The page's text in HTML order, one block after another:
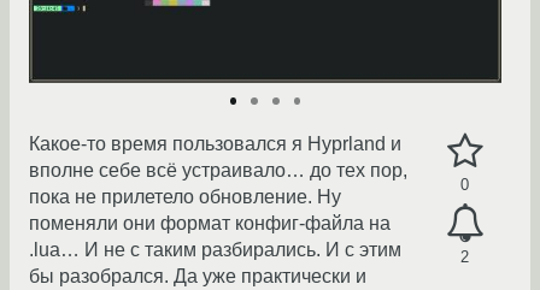
0
2
Какое-то время пользовался я Hyprland и
вполне себе всё устраивало… до тех пор,
пока не прилетело обновление. Ну
поменяли они формат конфиг-файла на
.lua… И не с таким разбирались. И с этим
бы разобрался. Да уже практически и